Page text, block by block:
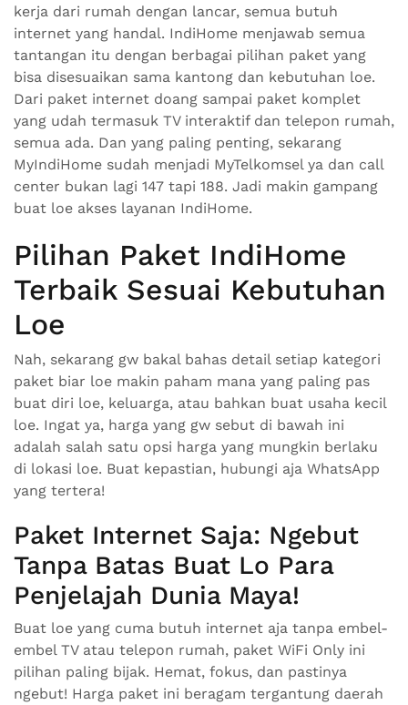
kerja dari rumah dengan lancar, semua butuh
internet yang handal. IndiHome menjawab semua
tantangan itu dengan berbagai pilihan paket yang
bisa disesuaikan sama kantong dan kebutuhan loe.
Dari paket internet doang sampai paket komplet
yang udah termasuk TV interaktif dan telepon rumah,
semua ada. Dan yang paling penting, sekarang
MyIndiHome sudah menjadi MyTelkomsel ya dan call
center bukan lagi 147 tapi 188. Jadi makin gampang
buat loe akses layanan IndiHome.
Pilihan Paket IndiHome
Terbaik Sesuai Kebutuhan
Loe
Nah, sekarang gw bakal bahas detail setiap kategori
paket biar loe makin paham mana yang paling pas
buat diri loe, keluarga, atau bahkan buat usaha kecil
loe. Ingat ya, harga yang gw sebut di bawah ini
adalah salah satu opsi harga yang mungkin berlaku
di lokasi loe. Buat kepastian, hubungi aja WhatsApp
yang tertera!
Paket Internet Saja: Ngebut
Tanpa Batas Buat Lo Para
Penjelajah Dunia Maya!
Buat loe yang cuma butuh internet aja tanpa embel-
embel TV atau telepon rumah, paket WiFi Only ini
pilihan paling bijak. Hemat, fokus, dan pastinya
ngebut! Harga paket ini beragam tergantung daerah